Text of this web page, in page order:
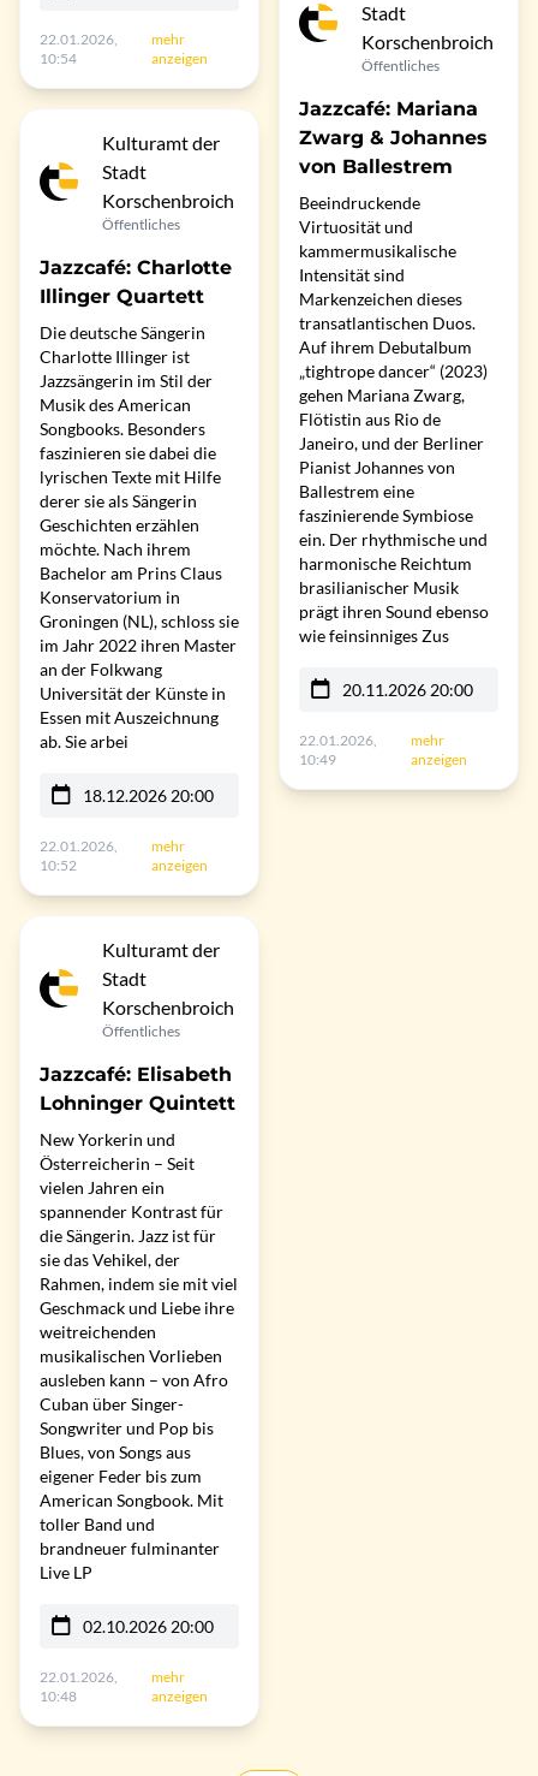
22.01.2026,
10:54
mehr
anzeigen
Kulturamt der
Stadt
Korschenbroich
Öffentliches
Jazzcafé: Charlotte
Illinger Quartett
Die deutsche Sängerin
Charlotte Illinger ist
Jazzsängerin im Stil der
Musik des American
Songbooks. Besonders
faszinieren sie dabei die
lyrischen Texte mit Hilfe
derer sie als Sängerin
Geschichten erzählen
möchte. Nach ihrem
Bachelor am Prins Claus
Konservatorium in
Groningen (NL), schloss sie
im Jahr 2022 ihren Master
an der Folkwang
Universität der Künste in
Essen mit Auszeichnung
ab. Sie arbei
18.12.2026 20:00
22.01.2026,
10:52
mehr
anzeigen
Kulturamt der
Stadt
Korschenbroich
Öffentliches
Jazzcafé: Elisabeth
Lohninger Quintett
New Yorkerin und
Österreicherin – Seit
vielen Jahren ein
spannender Kontrast für
die Sängerin. Jazz ist für
sie das Vehikel, der
Rahmen, indem sie mit viel
Geschmack und Liebe ihre
weitreichenden
musikalischen Vorlieben
ausleben kann – von Afro
Cuban über Singer-
Songwriter und Pop bis
Blues, von Songs aus
eigener Feder bis zum
American Songbook. Mit
toller Band und
brandneuer fulminanter
Live LP
02.10.2026 20:00
22.01.2026,
10:48
mehr
anzeigen
Stadt
Korschenbroich
Öffentliches
Jazzcafé: Mariana
Zwarg & Johannes
von Ballestrem
Beeindruckende
Virtuosität und
kammermusikalische
Intensität sind
Markenzeichen dieses
transatlantischen Duos.
Auf ihrem Debutalbum
„tightrope dancer“ (2023)
gehen Mariana Zwarg,
Flötistin aus Rio de
Janeiro, und der Berliner
Pianist Johannes von
Ballestrem eine
faszinierende Symbiose
ein. Der rhythmische und
harmonische Reichtum
brasilianischer Musik
prägt ihren Sound ebenso
wie feinsinniges Zus
20.11.2026 20:00
22.01.2026,
10:49
mehr
anzeigen